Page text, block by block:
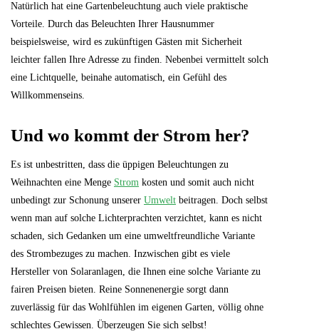
Natürlich hat eine Gartenbeleuchtung auch viele praktische
Vorteile. Durch das Beleuchten Ihrer Hausnummer
beispielsweise, wird es zukünftigen Gästen mit Sicherheit
leichter fallen Ihre Adresse zu finden. Nebenbei vermittelt solch
eine Lichtquelle, beinahe automatisch, ein Gefühl des
Willkommenseins.
Und wo kommt der Strom her?
Es ist unbestritten, dass die üppigen Beleuchtungen zu
Weihnachten eine Menge Strom kosten und somit auch nicht
unbedingt zur Schonung unserer Umwelt beitragen. Doch selbst
wenn man auf solche Lichterprachten verzichtet, kann es nicht
schaden, sich Gedanken um eine umweltfreundliche Variante
des Strombezuges zu machen. Inzwischen gibt es viele
Hersteller von Solaranlagen, die Ihnen eine solche Variante zu
fairen Preisen bieten. Reine Sonnenenergie sorgt dann
zuverlässig für das Wohlfühlen im eigenen Garten, völlig ohne
schlechtes Gewissen. Überzeugen Sie sich selbst!